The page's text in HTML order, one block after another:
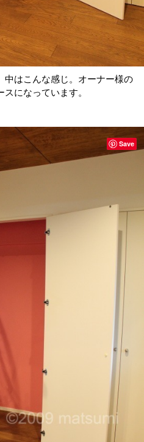
中はこんな感じ。オーナー様の
になっています。
Save